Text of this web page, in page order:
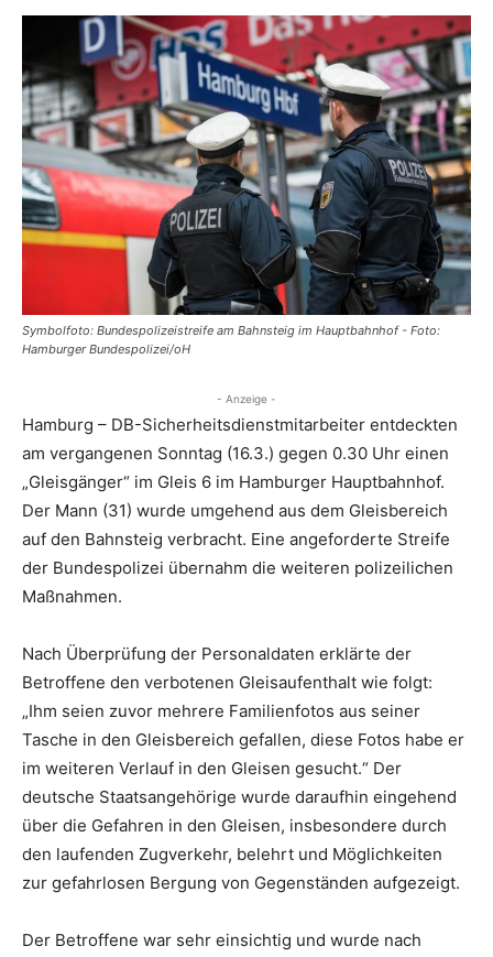
Symbolfoto: Bundespolizeistreife am Bahnsteig im Hauptbahnhof - Foto:
Hamburger Bundespolizei/oH
- Anzeige -
Hamburg – DB-Sicherheitsdienstmitarbeiter entdeckten
am vergangenen Sonntag (16.3.) gegen 0.30 Uhr einen
„Gleisgänger“ im Gleis 6 im Hamburger Hauptbahnhof.
Der Mann (31) wurde umgehend aus dem Gleisbereich
auf den Bahnsteig verbracht. Eine angeforderte Streife
der Bundespolizei übernahm die weiteren polizeilichen
Maßnahmen.
Nach Überprüfung der Personaldaten erklärte der
Betroffene den verbotenen Gleisaufenthalt wie folgt:
„Ihm seien zuvor mehrere Familienfotos aus seiner
Tasche in den Gleisbereich gefallen, diese Fotos habe er
im weiteren Verlauf in den Gleisen gesucht.“ Der
deutsche Staatsangehörige wurde daraufhin eingehend
über die Gefahren in den Gleisen, insbesondere durch
den laufenden Zugverkehr, belehrt und Möglichkeiten
zur gefahrlosen Bergung von Gegenständen aufgezeigt.
Der Betroffene war sehr einsichtig und wurde nach